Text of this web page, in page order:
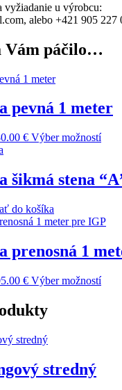
vyžiadanie u výrobcu:
alebo +421 905 227
Vám páčilo…
pevná 1 meter
€Price
through
230.00 €
Výber možnostíTento
na
šikmá stena
do košíka
prenosná 1
€Price
155.00 €
through
Výber možnostíTento
stredný